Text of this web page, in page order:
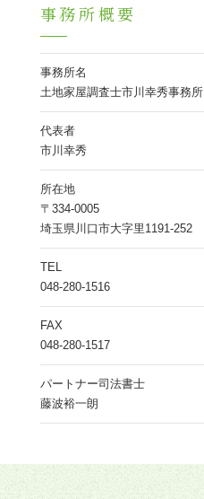
事務所概要
事務所名
土地家屋調査士市川幸秀事務所
代表者
市川幸秀
所在地
〒334-0005
埼玉県川口市大字里1191-252
TEL
048-280-1516
FAX
048-280-1517
パートナー司法書士
藤波裕一朗